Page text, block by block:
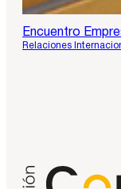
Encuentro
Relaciones